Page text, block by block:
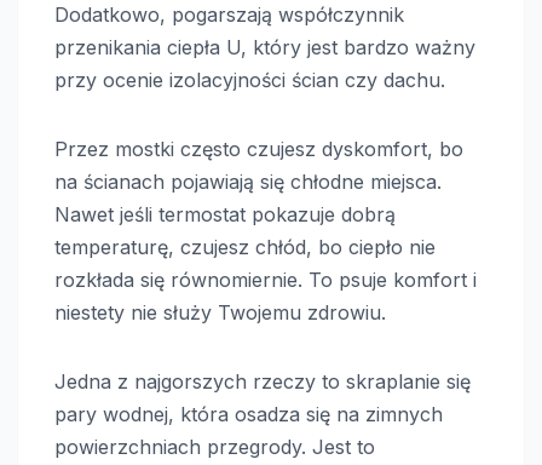
Dodatkowo, pogarszają współczynnik
przenikania ciepła U, który jest bardzo ważny
przy ocenie izolacyjności ścian czy dachu.
Przez mostki często czujesz dyskomfort, bo
na ścianach pojawiają się chłodne miejsca.
Nawet jeśli termostat pokazuje dobrą
temperaturę, czujesz chłód, bo ciepło nie
rozkłada się równomiernie. To psuje komfort i
niestety nie służy Twojemu zdrowiu.
Jedna z najgorszych rzeczy to skraplanie się
pary wodnej, która osadza się na zimnych
powierzchniach przegrody. Jest to